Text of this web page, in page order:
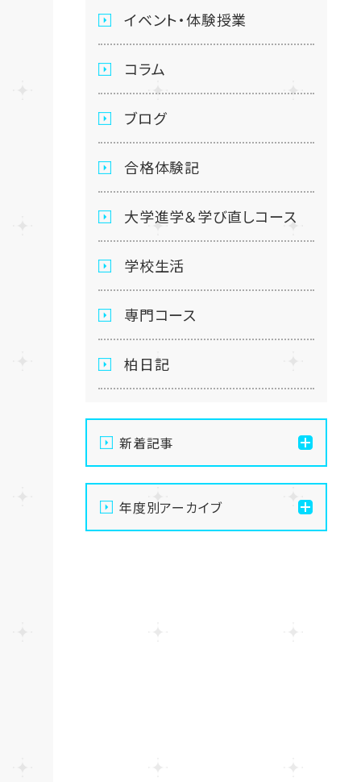
イベント・体験授業
コラム
ブログ
合格体験記
大学進学＆学び直しコース
学校生活
専門コース
柏日記
新着記事
【柏】夏休み明けの転校に
ついて
年度別アーカイブ